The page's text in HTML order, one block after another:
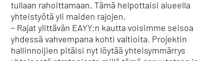
tullaan rahoittamaan. Tämä helpottaisi alueella
yhteistyötä yli maiden rajojen.
– Rajat ylittävän EAYY:n kautta voisimme seisoa
yhdessä vahvempana kohti valtioita. Projektin
hallinnoijien pitäisi nyt löytää yhteisymmärrys